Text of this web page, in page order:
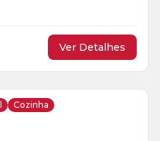
Ver Detalhes
Cozinha